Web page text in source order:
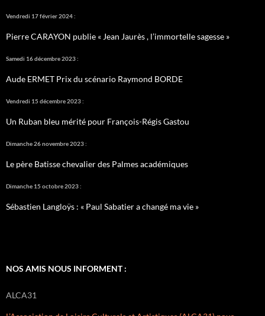
Vendredi 17 février 2024 :
Pierre CARAYON publie « Jean Jaurès , l’immortelle sagesse »
Samedi 16 décembre 2023 :
Aude ERMET Prix du scénario Raymond BORDE
Vendredi 15 décembre 2023 :
Un Ruban bleu mérité pour François-Régis Gastou
Dimanche 26 novembre 2023 :
Le père Batisse chevalier des Palmes académiques
Dimanche 15 octobre 2023 :
Sébastien Langloÿs : « Paul Sabatier a changé ma vie »
NOS AMIS NOUS INFORMENT :
ALCA31